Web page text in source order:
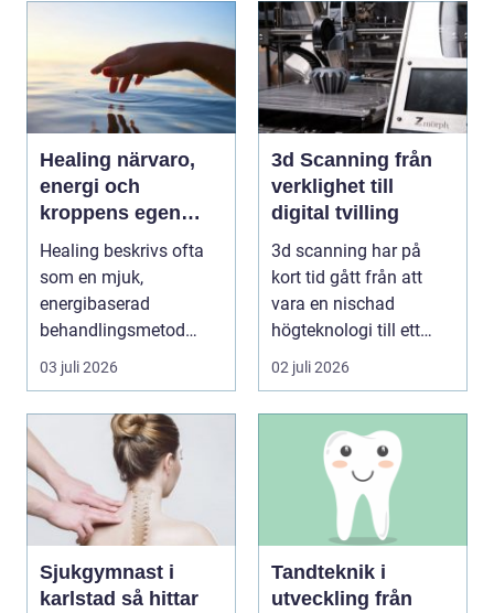
Healing närvaro,
energi och
kroppens egen
förmåga att läka
Healing beskrivs ofta
som en mjuk,
energibaserad
behandlingsmetod
som stödjer kroppens
03 juli 2026
3d Scanning från
verklighet till
digital tvilling
3d scanning har på
kort tid gått från att
vara en nischad
högteknologi till ett
praktiskt verktyg fö...
02 juli 2026
Sjukgymnast i
karlstad så hittar
Tandteknik i
utveckling från